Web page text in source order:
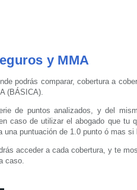
y MMA
podrás comparar, cobertura a
(BÁSICA).
de puntos analizados, y del
caso de utilizar el abogado que tu
puntuación de 1.0 punto ó mas
acceder a cada cobertura, y te
caso.